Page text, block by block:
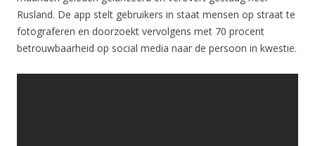
Rusland. De app stelt gebruikers in staat mensen op straat te
fotograferen en doorzoekt vervolgens met 70 procent
betrouwbaarheid op social media naar de persoon in kwestie.